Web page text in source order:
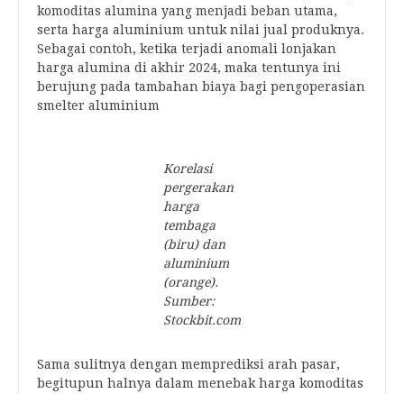
komoditas alumina yang menjadi beban utama,
serta harga aluminium untuk nilai jual produknya.
Sebagai contoh, ketika terjadi anomali lonjakan
harga alumina di akhir 2024, maka tentunya ini
berujung pada tambahan biaya bagi pengoperasian
smelter aluminium
Korelasi
pergerakan
harga
tembaga
(biru) dan
aluminium
(orange).
Sumber:
Stockbit.com
Sama sulitnya dengan memprediksi arah pasar,
begitupun halnya dalam menebak harga komoditas